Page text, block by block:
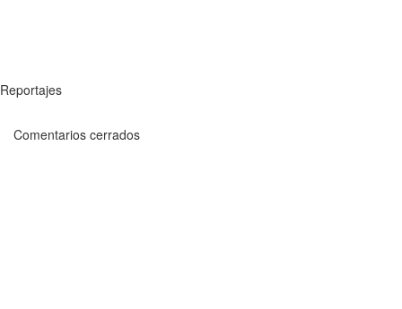
Reportajes
Comentarios cerrados